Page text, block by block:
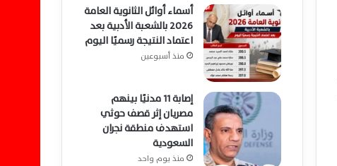
أسماء أوائل الثانوية العامة
2026 بالشعبة الأدبية بعد
اعتماد النتيجة رسميًا اليوم
منذ أسبوعين
إصابة 11 مدنيًا بينهم
مصريان إثر قصف حوثي
استهدف منطقة نجران
السعودية
منذ يوم واحد